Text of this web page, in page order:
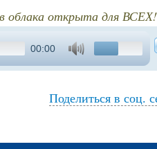
облака открыта для
00:00
Поделиться в соц.